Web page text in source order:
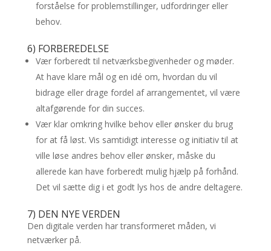
forståelse for problemstillinger, udfordringer eller
behov.
6) FORBEREDELSE
Vær forberedt til netværksbegivenheder og møder.
At have klare mål og en idé om, hvordan du vil
bidrage eller drage fordel af arrangementet, vil være
altafgørende for din succes.
Vær klar omkring hvilke behov eller ønsker du brug
for at få løst. Vis samtidigt interesse og initiativ til at
ville løse andres behov eller ønsker, måske du
allerede kan have forberedt mulig hjælp på forhånd.
Det vil sætte dig i et godt lys hos de andre deltagere.
7) DEN NYE VERDEN
Den digitale verden har transformeret måden, vi
netværker på.